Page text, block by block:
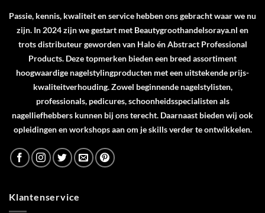
Passie, kennis, kwaliteit en service hebben ons gebracht waar we nu
zijn. In 2024 zijn we gestart met Beautygroothandelsoraya.nl en
trots distributeur geworden van HaloénAbstract Professional
Products. Deze topmerken bieden een breed assortiment
hoogwaardige nagelstylingproducten met een uitstekende prijs-
kwaliteitverhouding. Zowel beginnende nagelstylisten,
professionals, pedicures, schoonheidsspecialisten als
nagelliefhebbers kunnen bij ons terecht. Daarnaast bieden wij ook
opleidingen en workshops aan om je skills verder te ontwikkelen.
Klantenservice